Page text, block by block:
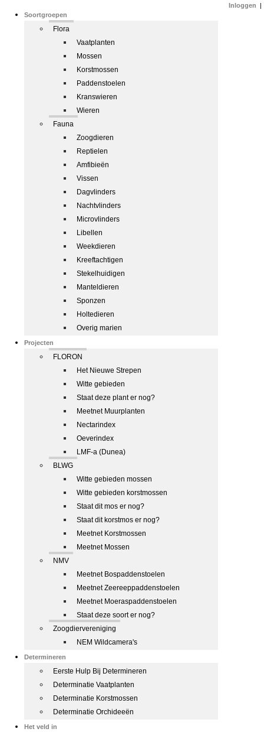
Soortgroepen
Flora
Vaatplanten
Mossen
Korstmossen
Paddenstoelen
Kranswieren
Wieren
Fauna
Zoogdieren
Reptielen
Amfibieën
Vissen
Dagvlinders
Nachtvlinders
Microvlinders
Libellen
Weekdieren
Kreeftachtigen
Stekelhuidigen
Manteldieren
Sponzen
Holtedieren
Overig marien
Projecten
FLORON
Het Nieuwe Strepen
Witte gebieden
Staat deze plant er nog?
Meetnet Muurplanten
Nectarindex
Oeverindex
LMF-a (Dunea)
BLWG
Witte gebieden mossen
Witte gebieden korstmossen
Staat dit mos er nog?
Staat dit korstmos er nog?
Meetnet Korstmossen
Meetnet Mossen
NMV
Meetnet Bospaddenstoelen
Meetnet Zeereeppaddenstoelen
Meetnet Moeraspaddenstoelen
Staat deze soort er nog?
Zoogdiervereniging
NEM Wildcamera's
Determineren
Eerste Hulp Bij Determineren
Determinatie Vaatplanten
Determinatie Korstmossen
Determinatie Orchideeën
Het veld in
Inloggen |